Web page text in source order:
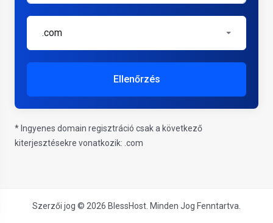
.com
Ellenőrzés
* Ingyenes domain regisztráció csak a következő
kiterjesztésekre vonatkozik: .com
Szerzői jog © 2026 BlessHost. Minden Jog Fenntartva.